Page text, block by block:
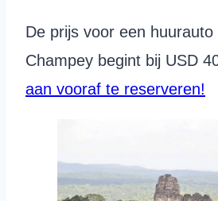
De prijs voor een huurauto
Champey begint bij USD
aan vooraf te reserveren!